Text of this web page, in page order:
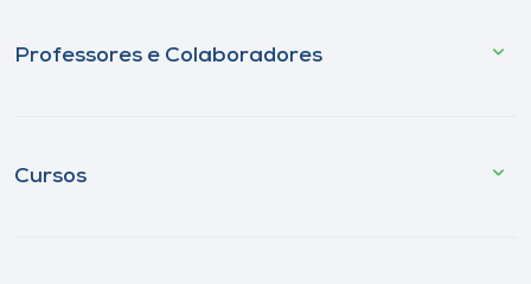
Professores e Colaboradores
Cursos